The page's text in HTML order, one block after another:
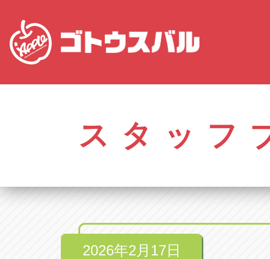
アップル
0561-84-
愛知県春日井市柏井町4-43-1
アップル春日井中央店
愛知県瀬戸市美濃池町29-1
スタッフ
2026年2月17日